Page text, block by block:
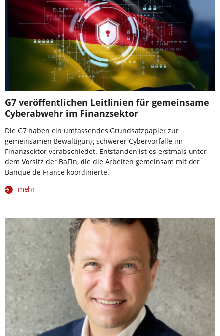
G7 veröffentlichen Leitlinien für gemeinsame
Cyberabwehr im Finanzsektor
Die G7 haben ein umfassendes Grundsatzpapier zur
gemeinsamen Bewältigung schwerer Cybervorfälle im
Finanzsektor verabschiedet. Entstanden ist es erstmals unter
dem Vorsitz der BaFin, die die Arbeiten gemeinsam mit der
Banque de France koordinierte.
mehr